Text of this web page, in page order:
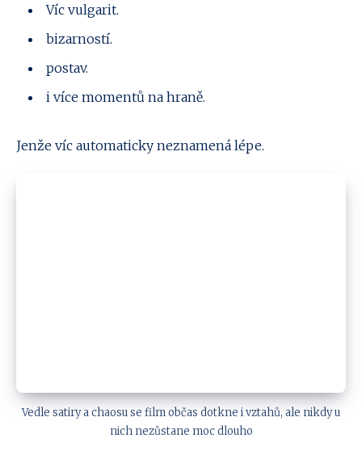
Víc vulgarit.
bizarností.
postav.
i více momentů na hraně.
Jenže víc automaticky neznamená lépe.
Vedle satiry a chaosu se film občas dotkne i vztahů, ale nikdy u
nich nezůstane moc dlouho